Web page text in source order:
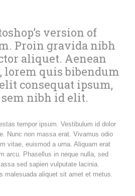
version of
Proin gravida nibh
aliquet. Aenean
quis bibendum
consequat ipsum,
nibh id elit.
tempor ipsum. Vestibulum id dolor
Nunc non massa erat. Vivamus odio
vitae, euismod a urna. Aliquam erat
arcu. Phasellus in neque nulla, sed
sed sapien vulputate lacinia.
malesuada aliquet sit amet et metus.